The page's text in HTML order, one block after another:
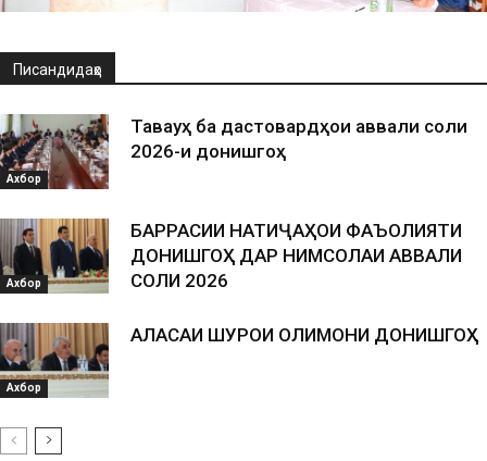
Писандидаҳо
Ахбор
Таваҷҷуҳ ба дастовардҳои аввали соли
2026-и донишгоҳ
Ахбор
БАРРАСИИ НАТИҶАҲОИ ФАЪОЛИЯТИ
ДОНИШГОҲ ДАР НИМСОЛАИ АВВАЛИ
СОЛИ 2026
Ахбор
АЛАСАИ ШУРОИ ОЛИМОНИ ДОНИШГОҲ